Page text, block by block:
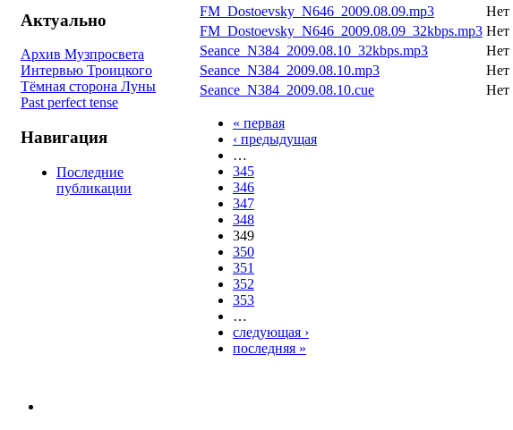
Актуально
Архив Музпросвета
Интервью Троицкого
Тёмная сторона Луны
Past perfect tense
Навигация
Последние
публикации
FM_Dostoevsky_N646_2009.08.09.mp3
Нет
FM_Dostoevsky_N646_2009.08.09_32kbps.mp3 Нет
Seance_N384_2009.08.10_32kbps.mp3
Нет
Seance_N384_2009.08.10.mp3
Нет
Seance_N384_2009.08.10.cue
Нет
« первая
‹ предыдущая
…
345
346
347
348
349
350
351
352
353
…
следующая ›
последняя »